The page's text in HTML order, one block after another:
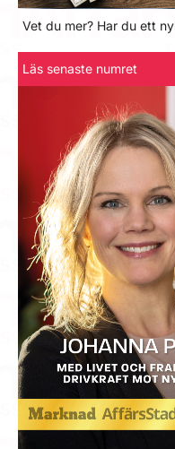
Vet du mer? Har du ett
Läs senaste numret